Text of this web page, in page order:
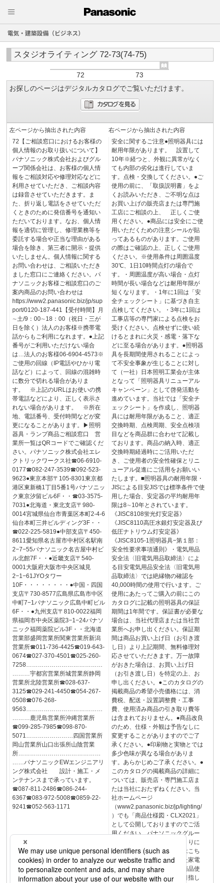
電気・建築設備（ビジネス）
スタジオライティング 72-73(74-75)
72
73
お探しのページはデジタルカタログでご覧いただけます。
左ページから抽出された内容
72【ご相談窓口におけるお客様の
個人情報のお取り扱いについて】
パナソニック株式会社およびグル
ープ関係会社は、お客様の個人情
報をご相談対応や修理対応などに
利用させていただき、ご相談内容
は録音させていただきます。ま
た、折り返し電話をさせていただ
くときのために発信番号を通知い
ただいております。なお、個人情
報を適切に管理し、修理業務等を
委託する場合や正当な理由がある
場合を除き、第三者に開示・提供
いたしません。個人情報に関する
お問い合わせは、ご相談いただき
ました窓口にご連絡ください。パ
ナソニックお客様ご相談窓口のご
案内商品のお問い合わせは
https://www2.panasonic.biz/jp/sup
port/0120-187-441【受付時間】月
∼土/9：00∼18：00（祝日・三が
日を除く）法人のお客様※携帯電
話からもご利用になれます。●上記
番号がご利用いただけない場合
は…法人のお客様06-6904-4573※
ご使用の回線（IP電話やひかり電
話など）によって、回線の混雑時
に数分で切れる場合がありま
す。 ※上記のURLはお使いの携
帯電話などにより、正しく表示さ
れない場合があります。 ※所在
地、電話番号、受付時間などが変
更になることがあります。▶照明
器具・ランプ商品ご相談窓口 営
業所一覧はQRコードでご確認くだ
さい。パナソニック株式会社エレ
クトリックワークス社☎06-6910-
0177☎082-247-3539☎092-523-
9623●東京本部〒105-8301東京都
港区東新橋1丁目5番1号パナソニッ
ク東京汐留ビル6F・・☎03-3575-
7031●北海道・東北支店〒980-
0014宮城県仙台市青葉区本町2-4-6
仙台本町三井ビルディング3F・・
☎022-225-5819●中部支店〒450-
8611愛知県名古屋市中村区名駅南
2−7−55パナソニック名古屋中村ビ
ル北館7F・・●近畿支店〒540-
0001大阪府大阪市中央区城見
2−1−61JYOタワー
10F・・・・・・・・●中国・四国
支店〒730-8577広島県広島市中区
中町7−1パナソニック広島中町ビル
6F・・●九州支店〒810-0022福岡
県福岡市中央区薬院3−1−24パナソ
ニック福岡薬院ビル3F・・北海道
営業部盛岡営業所関東営業所新潟
営業所☎011-736-4425☎019-643-
0674☎027-370-4501☎025-260-
7258…………………………………
………宇都宮営業所城営業所静岡
営業所北陸営業所☎028-637-
3125☎029-241-4450☎054-267-
0508☎076-268-
9563…………………………………
………鹿児島営業所沖縄営業所
☎099-285-7985☎098-870-
5071……………………四国営業所
岡山営業所山口出張所山陰営業
所……………………………………
……パナソニックEWエンジニアリ
ング株式会社 設計・施工・メ
ンテナンスまで承っています。
☎087-811-2486☎086-244-
6367☎083-972-5008☎0859-22-
9241☎052-563-1171
右ページから抽出された内容
安全に関するご注意●照明器具には
耐用年限があります。 設置して
10年※経つと、外観に異常がなく
ても内部の劣化は進行していま
す。点検・交換してください。●ご
使用の前に、「取扱説明書」をよ
くお読みいただき、ご不明な点は
お買い上げの販売店または専門施
工店にご相談の上、 正しくご使
用ください。●商品には安全にご使
用いただくための注意シールが貼
ってあるものがあります。ご使用
の際はご確認の上、正しくご使用
ください。※使用条件は周囲温度
30℃、1日10時間点灯の場合で
す。・周囲温度が高い場合・点灯
時間が長い場合などは耐用年限が
短くなります。・1年に1回は「安
全チェックシート」に基づき自主
点検してください。・3年に1回は
工事店等の専門家による点検をお
受けください。点検せずに使い続
けるとまれに火災・感電・落下な
どに至る場合があります。●照明器
具を長期間使用されることによっ
て不安全事象が生じることに対し
て（一社）日本照明工業会が主体
となって「照明器具リニューアル
キャンペーン」として啓発活動を
進めています。当社では「安全チ
ェックシート」を作成し、照明器
具には耐用年限があること、適正
交換時期、点検周期、安全点検項
目などを商品群に合わせて記載し
ております。商品の納入時、適正
交換時期経過時にご活用いただ
き、ご使用者の安全性確保とリニ
ューアル促進にご活用をお願いい
たします。■照明器具の耐用年限・
JISによる目安JISでは標準条件で使
用した場合、安定器の平均耐用年
限は8∼10年とされています。
《JISC8108蛍光灯安定器》
《JISC8110高圧水銀灯安定器及び
低圧ナトリウム灯安定器》
《JISC8105-1照明器具−第１部：
安全性要求事項通則》・電気用品
安全法〈旧電気用品取締法〉によ
る目安電気用品安全法〈旧電気用
品取締法〉では絶縁物の確認を
40,000時間の使用で行います。ご
使用にあたってご購入の前にこの
カタログに記載の照明器具の保証
期間は1年間です。保証書が必要な
場合は、当社代理店または当社営
業所へお申し出ください。保証期
間は商品お買い上げ日（お引き渡
し日）より上記期間、無料修理対
応させていただきます。万一故障
がおきた場合は、お買い上げ日
（お引き渡し日）を特定の上、お
申し出ください。●このカタログの
掲載商品の希望小売価格には、消
費税、配送・設置調整費・工事
費、使用済み商品の引き取り費等
は含まれておりません。●商品改良
のため、仕様・外観は予告なしに
変更することがありますのでご了
承ください。●印刷物と実物とでは
多少色味が異なる場合がありま
す。あらかじめご了承ください。●
このカタログの掲載商品の詳細に
ついては、販売店・専門施工店ま
たは当社におたずねください。当
社ホームページ
（www2.panasonic.biz/jp/lighting/
）でも「商品仕様図・CLX2021」
として公開しておりますのでご活
用ください。パナソニックグルー
プは環境に配慮した製品づくりに
取り組んでいます。詳しくはこち
ら省エネを徹底的に追求した家電
製品をお客様にお届けし、商品使
用時のＣＯ２排出量削減を目指し